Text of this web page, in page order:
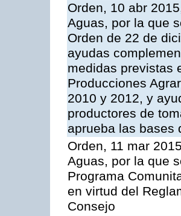
Orden, 10 abr
Aguas, por la que
Orden de 22 de
ayudas
medidas previstas
Producciones
2010 y 2012, y
productores de
aprueba las bases
Orden, 11 mar
Aguas, por la que
Programa
en virtud del
Consejo